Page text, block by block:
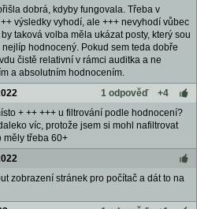
dobrá, kdyby fungovala. Třeba v
výsledky vyhodí, ale +++ nevyhodí vůbec
taková volba měla ukázat posty, který sou
hodnocený. Pokud sem teda dobře
čistě relativní v rámci auditka a ne
a absolutním hodnocením.
1 odpověď
+4
+ ++ +++ u filtrování podle hodnocení?
víc, protože jsem si mohl nafiltrovat
měly třeba 60+
zobrazení stránek pro počítač a dát to na